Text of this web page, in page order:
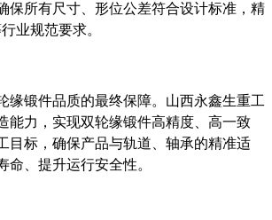
保所有尺寸、形位公差符合设计标准，精
业规范要求。
缘锻件品质的最终保障。山西永鑫生重工
能力，实现双轮缘锻件高精度、高一致
目标，确保产品与轨道、轴承的精准适
命、提升运行安全性。